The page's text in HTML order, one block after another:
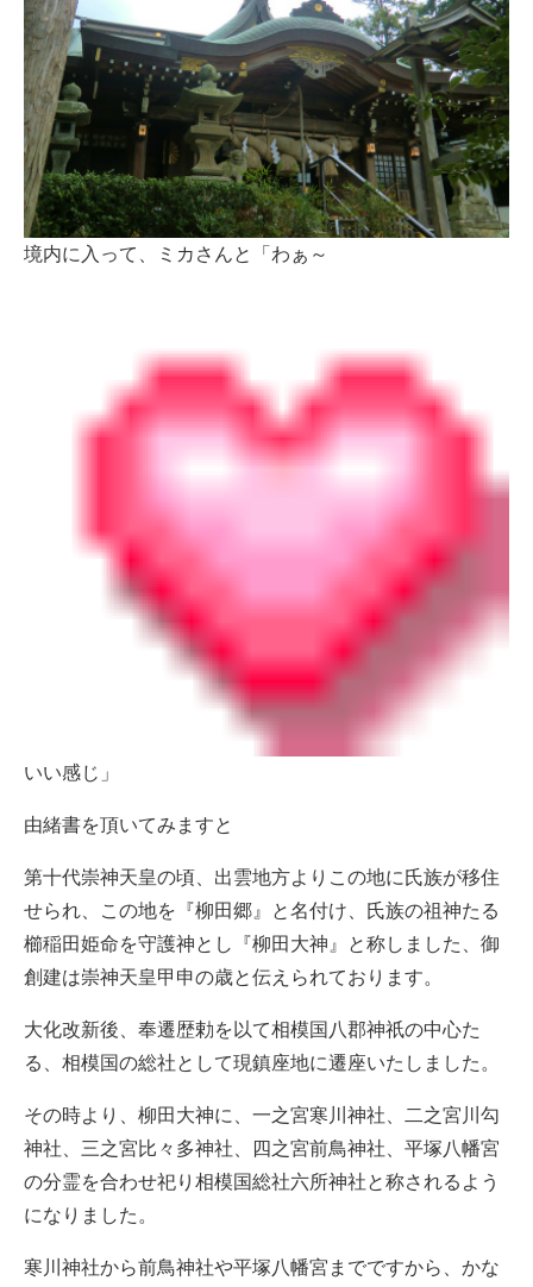
境内に入って、ミカさんと「わぁ～
いい感じ」
由緒書を頂いてみますと
第十代崇神天皇の頃、出雲地方よりこの地に氏族が移住
せられ、この地を『柳田郷』と名付け、氏族の祖神たる
櫛稲田姫命を守護神とし『柳田大神』と称しました、御
創建は崇神天皇甲申の歳と伝えられております。
大化改新後、奉遷歴勅を以て相模国八郡神祇の中心た
る、相模国の総社として現鎮座地に遷座いたしました。
その時より、柳田大神に、一之宮寒川神社、二之宮川勾
神社、三之宮比々多神社、四之宮前鳥神社、平塚八幡宮
の分霊を合わせ祀り相模国総社六所神社と称されるよう
になりました。
寒川神社から前鳥神社や平塚八幡宮までですから、かな